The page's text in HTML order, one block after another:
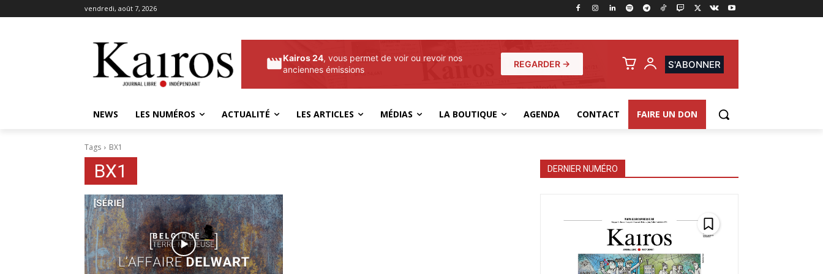
vendredi, août 7, 2026
Kairos 24, vous permet de voir ou revoir nos
anciennes émissions
REGARDER → S'ABONNER
NEWS LES NUMÉROS ACTUALITÉ LES ARTICLES MÉDIAS LA BOUTIQUE AGENDA CONTACT FAIRE UN DON
Tags BX1
BX1 DERNIER NUMÉRO